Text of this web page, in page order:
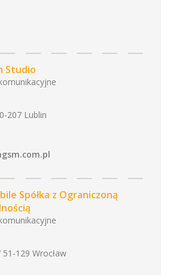
Studio
207 Lublin
Spółka z Ograniczoną
129 Wrocław